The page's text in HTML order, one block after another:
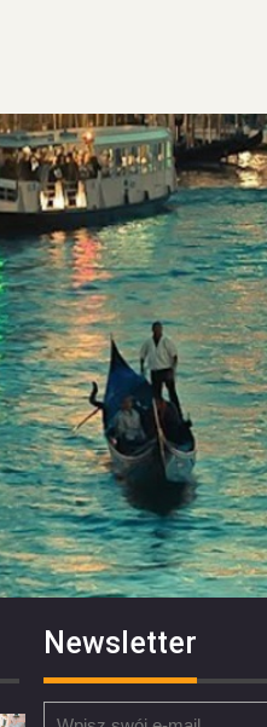
Newsletter